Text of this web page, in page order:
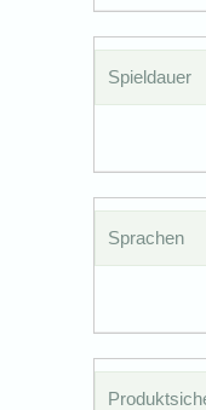
Spieldauer
Sprachen